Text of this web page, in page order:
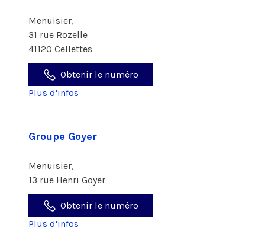
Menuisier,
31 rue Rozelle
41120 Cellettes
Obtenir le numéro
Plus d'infos
Groupe Goyer
Menuisier,
13 rue Henri Goyer
Obtenir le numéro
Plus d'infos